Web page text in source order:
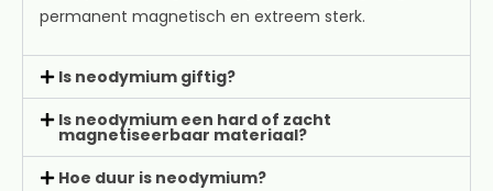
permanent magnetisch en extreem sterk.
Is neodymium giftig?
Is neodymium een hard of zacht
magnetiseerbaar materiaal?
Hoe duur is neodymium?